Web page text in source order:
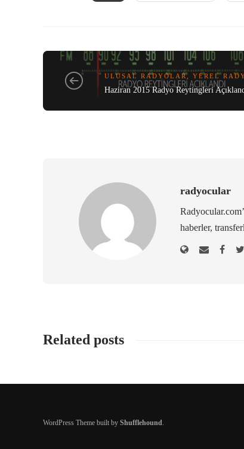
ULUSAL RADYOLAR,YEREL
Haziran 2015 Radyo Reytingleri
radyocular
haberler,
Related posts
WordPress Theme built by Shufflehound.